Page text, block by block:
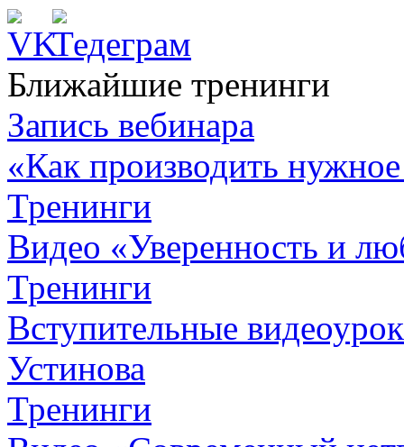
Ближайшие тренинги
Запись вебинара
«Как производить
Тренинги
Видео «Уверенность и
Тренинги
Вступительные
Устинова
Тренинги